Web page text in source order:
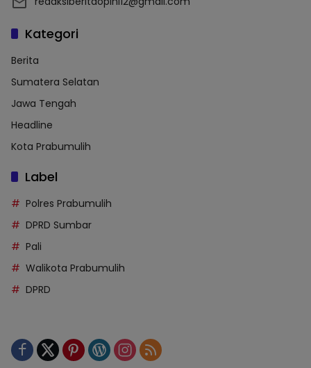
Kategori
Berita
Sumatera Selatan
Jawa Tengah
Headline
Kota Prabumulih
Label
Polres Prabumulih
DPRD Sumbar
Pali
Walikota Prabumulih
DPRD